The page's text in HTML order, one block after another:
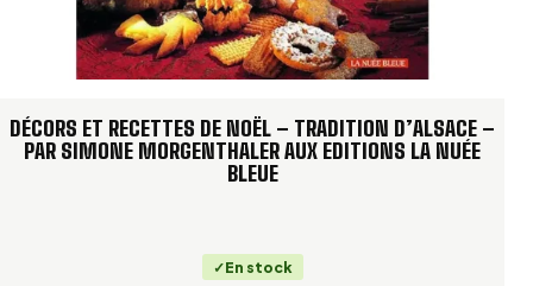
Galette de pommes de terre
Tarte à l’oignon
Les salaisons alsaciennes
DÉCORS ET RECETTES DE NOËL – TRADITION D’ALSACE –
PAR SIMONE MORGENTHALER AUX EDITIONS LA NUÉE
BLEUE
En stock